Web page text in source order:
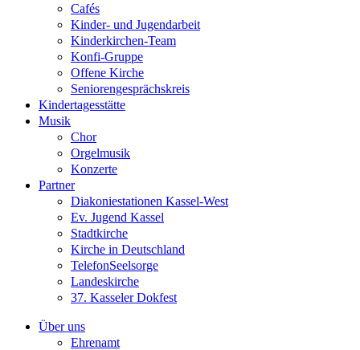
Cafés
Kinder- und Jugendarbeit
Kinderkirchen-Team
Konfi-Gruppe
Offene Kirche
Seniorengesprächskreis
Kindertagesstätte
Musik
Chor
Orgelmusik
Konzerte
Partner
Diakoniestationen Kassel-West
Ev. Jugend Kassel
Stadtkirche
Kirche in Deutschland
TelefonSeelsorge
Landeskirche
37. Kasseler Dokfest
Über uns
Ehrenamt